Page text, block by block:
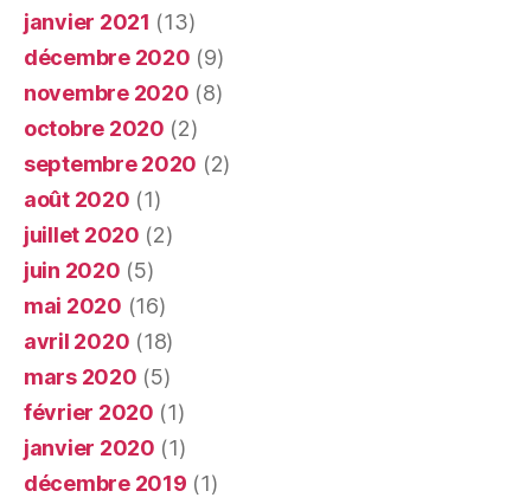
janvier 2021 (13)
décembre 2020 (9)
novembre 2020 (8)
octobre 2020 (2)
septembre 2020 (2)
août 2020 (1)
juillet 2020 (2)
juin 2020 (5)
mai 2020 (16)
avril 2020 (18)
mars 2020 (5)
février 2020 (1)
janvier 2020 (1)
décembre 2019 (1)